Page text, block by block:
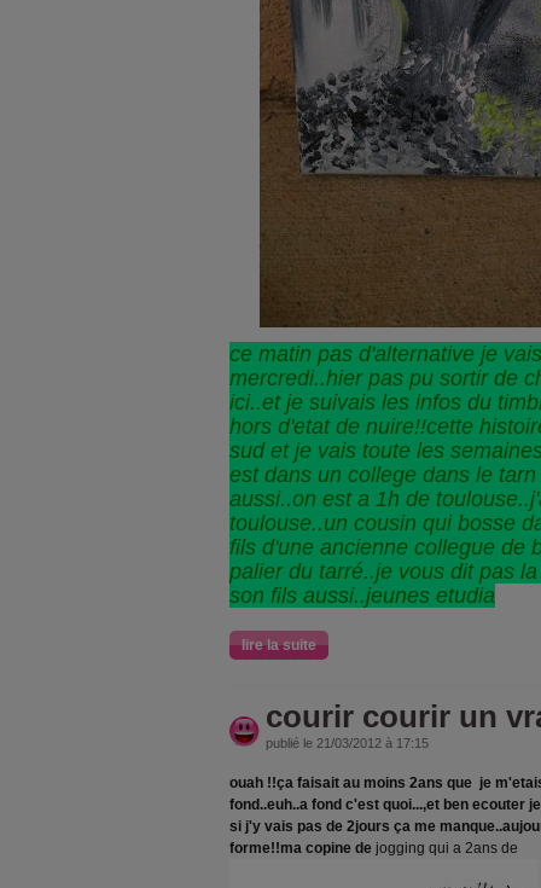
ce matin pas d'alternative je
mercredi..hier pas pu sortir de
ici..et je suivais les infos du
hors d'etat de nuire!!cette
sud et je vais toute les
est dans un college dans le
aussi..on est a 1h de
toulouse..un cousin qui bosse
fils d'une ancienne collegue de
palier du tarré..je vous dit pas
son fils aussi..jeunes etudia
lire la suite
courir courir un
publié le 21/03/2012 à 17:15
ouah !!ça faisait au moins 2ans que je
fond..euh..a fond c'est quoi...,et ben ecouter
si j'y vais pas de 2jours ça me
forme!!ma copine de jogging qui a 2ans de